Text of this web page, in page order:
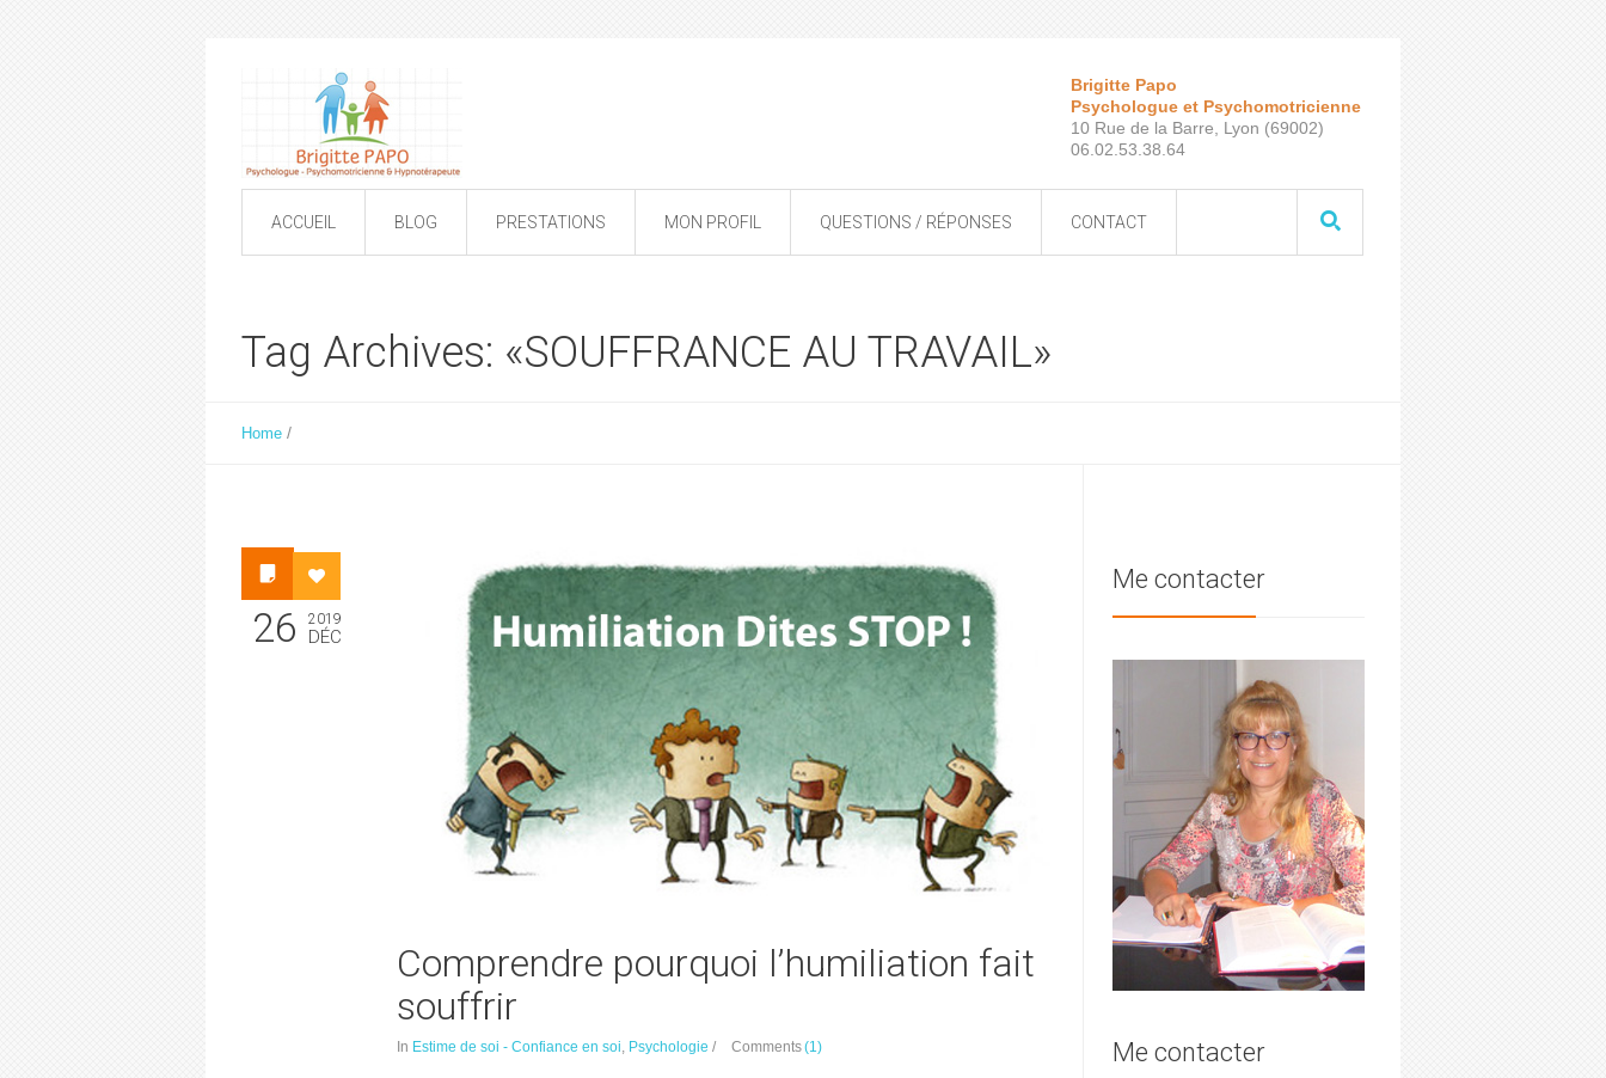
Brigitte Papo
Psychologue et Psychomotricienne
10 Rue de la Barre, Lyon (69002)
06.02.53.38.64
ACCUEIL BLOG PRESTATIONS MON PROFIL QUESTIONS / RÉPONSES CONTACT
Tag Archives: «SOUFFRANCE AU TRAVAIL»
Home /
26 2019
DÉC
Comprendre pourquoi l’humiliation fait
souffrir
In Estime de soi - Confiance en soi Psychologie / Comments(1)
Me contacter
Me contacter